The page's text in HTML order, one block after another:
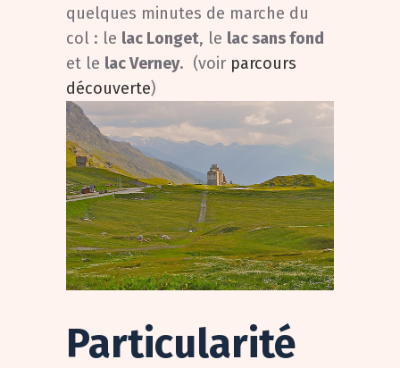
quelques minutes de marche du
col : le lac Longet, le lac sans fond
et le lac Verney. (voir parcours
découverte)
Particularité